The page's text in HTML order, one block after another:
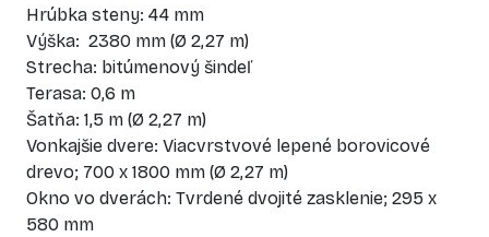
Hrúbka steny: 44 mm
Výška: 2380 mm (Ø 2,27 m)
Strecha: bitúmenový šindeľ
Terasa: 0,6 m
Šatňa: 1,5 m (Ø 2,27 m)
Vonkajšie dvere: Viacvrstvové lepené borovicové
drevo; 700 x 1800 mm (Ø 2,27 m)
Okno vo dverách: Tvrdené dvojité zasklenie; 295 x
580 mm